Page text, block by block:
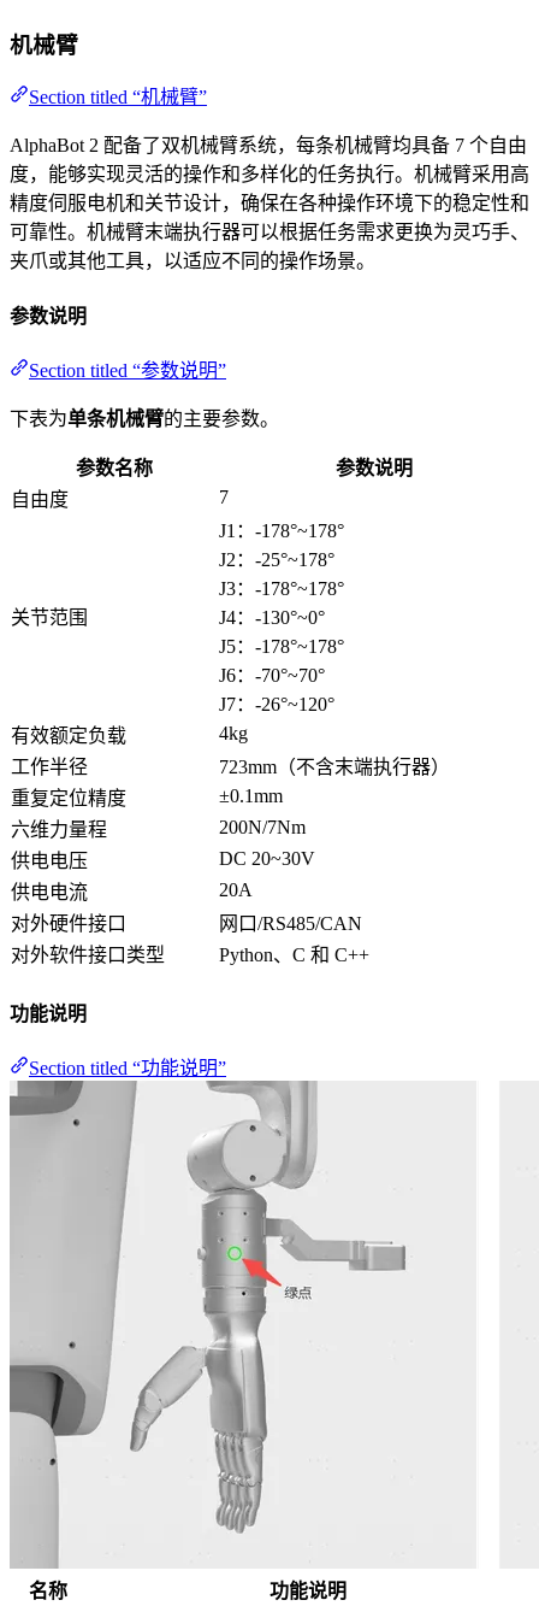
机械臂
Section titled “机械臂”
AlphaBot 2 配备了双机械臂系统，每条机械臂均具备 7 个自由
度，能够实现灵活的操作和多样化的任务执行。机械臂采用高
精度伺服电机和关节设计，确保在各种操作环境下的稳定性和
可靠性。机械臂末端执行器可以根据任务需求更换为灵巧手、
夹爪或其他工具，以适应不同的操作场景。
参数说明
Section titled “参数说明”
下表为单条机械臂的主要参数。
参数名称
参数说明
自由度
7
关节范围
J1：-178°~178°
J2：-25°~178°
J3：-178°~178°
J4：-130°~0°
J5：-178°~178°
J6：-70°~70°
J7：-26°~120°
有效额定负载
4kg
工作半径
723mm（不含末端执行器）
重复定位精度
±0.1mm
六维力量程
200N/7Nm
供电电压
DC 20~30V
供电电流
20A
对外硬件接口
网口/RS485/CAN
对外软件接口类型
Python、C 和 C++
功能说明
Section titled “功能说明”
名称
功能说明